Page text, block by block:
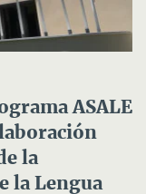
ASALE
la
la Lengua